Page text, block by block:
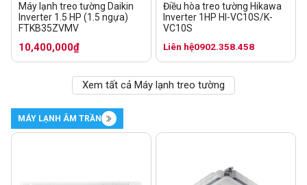
Máy lạnh treo tường Daikin
Inverter 1.5 HP (1.5 ngựa)
FTKB35ZVMV
10,400,000₫
Điều hòa treo tường Hikawa
Inverter 1HP HI-VC10S/K-
VC10S
Liên hệ0902.358.458
Xem tất cả Máy lạnh treo tường
MÁY LẠNH ÂM TRẦN